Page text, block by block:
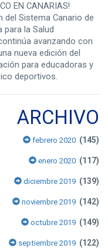
EN CANARIAS!
del Sistema Canario de
para la Salud
avanzando con
nueva edición del
para educadoras y
deportivos.
ARCHIVO
febrero 2020 (145)
enero 2020 (117)
diciembre 2019 (139)
noviembre 2019 (142)
octubre 2019 (149)
septiembre 2019 (122)